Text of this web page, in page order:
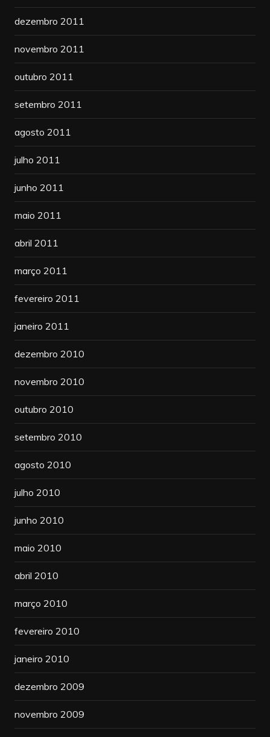
dezembro 2011
novembro 2011
outubro 2011
setembro 2011
agosto 2011
julho 2011
junho 2011
maio 2011
abril 2011
março 2011
fevereiro 2011
janeiro 2011
dezembro 2010
novembro 2010
outubro 2010
setembro 2010
agosto 2010
julho 2010
junho 2010
maio 2010
abril 2010
março 2010
fevereiro 2010
janeiro 2010
dezembro 2009
novembro 2009